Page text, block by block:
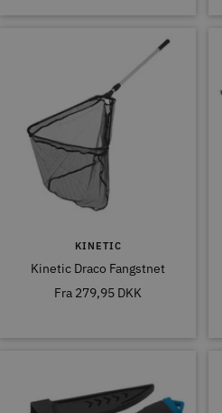
KINETIC
Kinetic Draco Fangstnet
Tilbudspris
Fra 279,95 DKK